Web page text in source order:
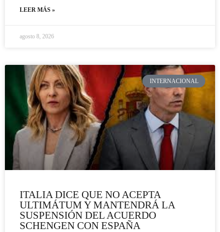
LEER MÁS »
agosto 8, 2026
INTERNACIONAL
ITALIA DICE QUE NO ACEPTA
ULTIMÁTUM Y MANTENDRÁ LA
SUSPENSIÓN DEL ACUERDO
SCHENGEN CON ESPAÑA